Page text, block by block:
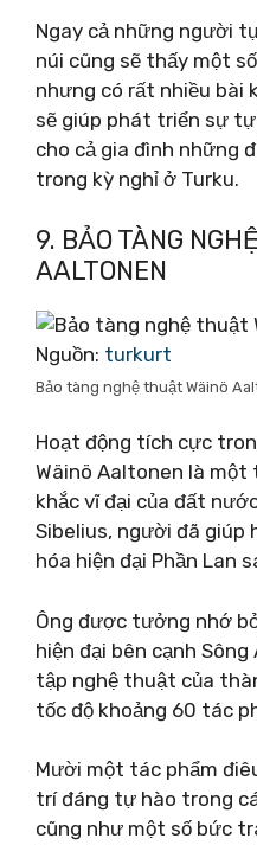
Ngay cả những người
núi cũng sẽ thấy một
nhưng có rất nhiều bài
sẽ giúp phát triển sự
cho cả gia đình những
trong kỳ nghỉ ở Turku.
9. BẢO TÀNG
AALTONEN
Nguồn: turkurt
Bảo tàng nghệ thuật Wäinö
Hoạt động tích cực
Wäinö Aaltonen là một
khắc vĩ đại của đất
Sibelius, người đã giúp
hóa hiện đại Phần Lan
Ông được tưởng nhớ
hiện đại bên cạnh
tập nghệ thuật của
tốc độ khoảng 60 tác
Mười một tác phẩm
trí đáng tự hào trong
cũng như một số bức